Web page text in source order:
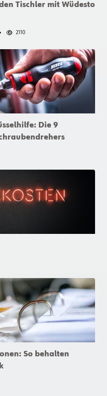
Tischler mit Wüdesto
2110
Die 9
So behalten